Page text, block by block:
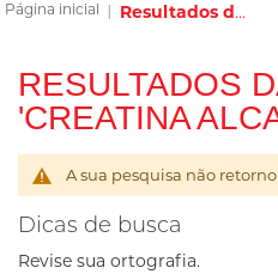
Resultados da busca por: 'creatina alcalina'
RESULTADOS
'CREATINA
A sua pesquisa não
Dicas de busca
Revise sua ortografia.